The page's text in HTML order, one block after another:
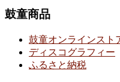
鼓童商品
鼓童オンラインスト
ディスコグラフィー
ふるさと納税